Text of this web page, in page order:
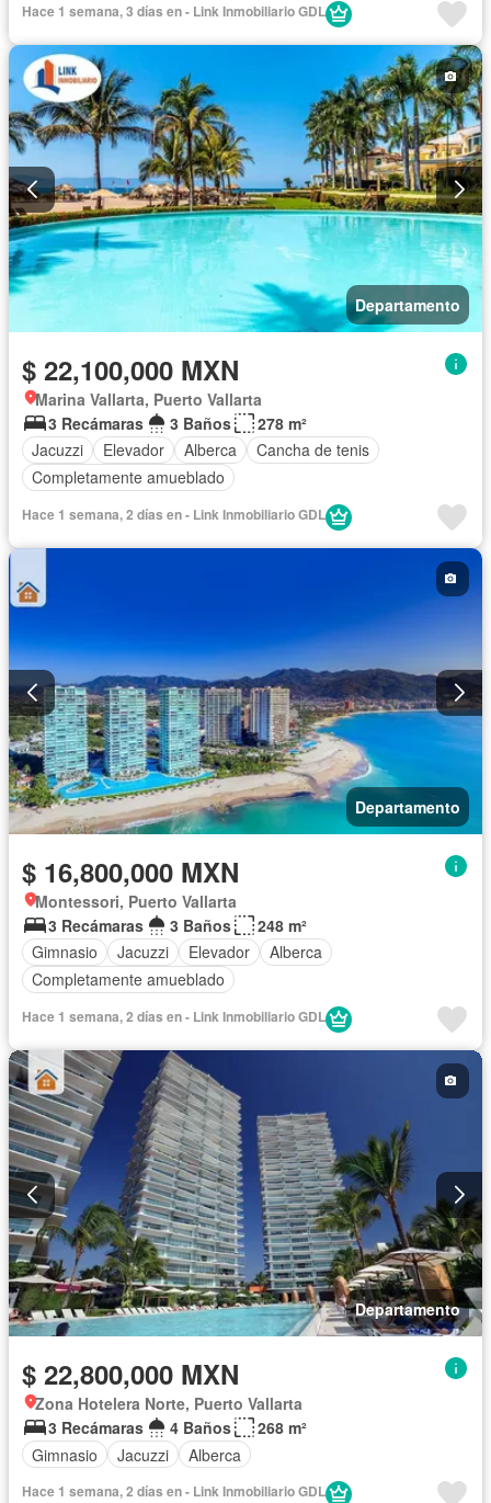
Hace 1 semana, 3 días en - Link Inmobiliario GDL
Departamento
$ 22,100,000 MXN
Marina Vallarta, Puerto Vallarta
3 Recámaras
3 Baños
278 m²
Jacuzzi
Elevador Alberca
Cancha de tenis
Completamente amueblado
Hace 1 semana, 2 días en - Link Inmobiliario GDL
Departamento
$ 16,800,000 MXN
Montessori, Puerto Vallarta
3 Recámaras
3 Baños
248 m²
Gimnasio
Jacuzzi Elevador
Alberca
Completamente amueblado
Hace 1 semana, 2 días en - Link Inmobiliario GDL
Departamento
$ 22,800,000 MXN
Zona Hotelera Norte, Puerto Vallarta
3 Recámaras
4 Baños
268 m²
Gimnasio
Jacuzzi Alberca
Hace 1 semana, 2 días en - Link Inmobiliario GDL